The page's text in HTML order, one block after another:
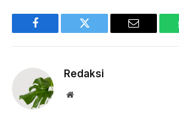
Facebook Twitter Email
Redaksi
Website